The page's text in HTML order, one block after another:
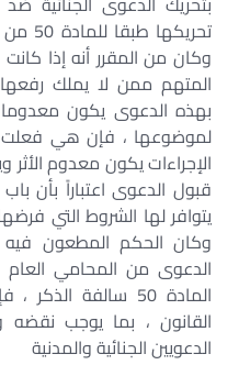
وكان من المقرر أنه إذا
المتهم ممن لا يملك
بهذه الدعوى يكون
لموضوعها ، فإن هي
الإجراءات يكون معدوم
قبول الدعوى اعتباراً بأن
يتوافر لها الشروط التي
وكان الحكم المطعون فيه
الدعوى من المحامي
المادة 50 سالفة
القانون ، بما يوجب
الدعويين الجنائية والمدنية